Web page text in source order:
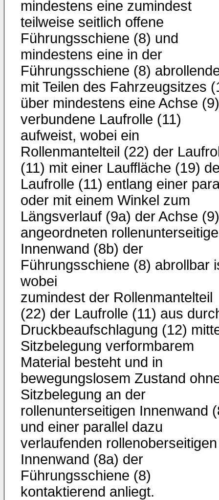
mindestens eine zumindest
teilweise seitlich offene
Führungsschiene (8) und
mindestens eine in der
Führungsschiene (8)
mit Teilen des Fahrzeugsitzes
über mindestens eine Achse (9)
verbundene Laufrolle (11)
aufweist, wobei ein
Rollenmantelteil (22) der
(11) mit einer Lauffläche (19)
Laufrolle (11) entlang einer
oder mit einem Winkel zum
Längsverlauf (9a) der Achse (9)
angeordneten
Innenwand (8b) der
Führungsschiene (8) abrollbar
wobei
zumindest der Rollenmantelteil
(22) der Laufrolle (11) aus
Druckbeaufschlagung (12)
Sitzbelegung verformbarem
Material besteht und in
bewegungslosem Zustand
Sitzbelegung an der
rollenunterseitigen Innenwand
und einer parallel dazu
verlaufenden rollenoberseitigen
Innenwand (8a) der
Führungsschiene (8)
kontaktierend anliegt.